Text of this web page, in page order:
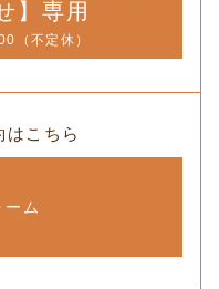
】専用
（不定休）
はこちら
ーム